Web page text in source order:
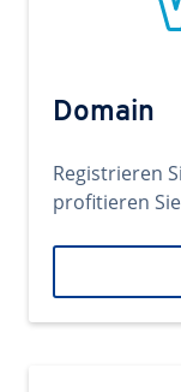
Domain
Registrieren
profitieren